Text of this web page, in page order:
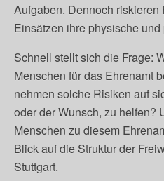
Aufgaben. Dennoch riskieren
Einsätzen ihre physische
Schnell stellt sich die Frage:
Menschen für das Ehrenamt
nehmen solche Risiken auf
oder der Wunsch, zu helfen?
Menschen zu diesem
Blick auf die Struktur der
Stuttgart.